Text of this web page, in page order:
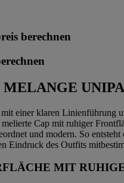
berechnen
einer klaren Linienführung
Cap mit ruhiger
und modern. So
Eindruck des Outfits
MIT